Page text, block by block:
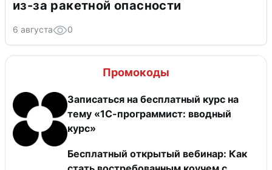
из-за ракетной опасности
6 августа 0
Промокоды
Записаться на бесплатный курс на
тему «1С-программист: вводный
курс»
Бесплатный открытый вебинар: Как